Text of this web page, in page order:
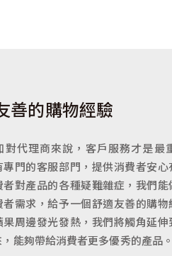
善的購物經驗
對代理商來說，客戶服務才是最
專門的客服部門，提供消費者安心
者對產品的各種疑難雜症，我們能
者需求，給予一個舒適友善的購物
果周邊發光發熱，我們將觸角延
能夠帶給消費者更多優秀的產品。